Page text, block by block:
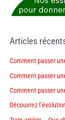
Articles
Comment passer
Comment passer
Comment passer
Découvrez